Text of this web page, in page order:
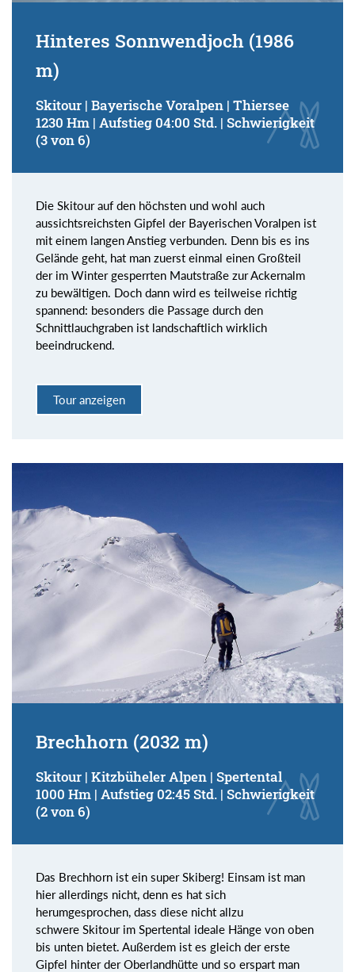
Hinteres Sonnwendjoch (1986
m)
Skitour | Bayerische Voralpen | Thiersee
1230 Hm | Aufstieg 04:00 Std. | Schwierigkeit
(3 von 6)
Die Skitour auf den höchsten und wohl auch
aussichtsreichsten Gipfel der Bayerischen Voralpen ist
mit einem langen Anstieg verbunden. Denn bis es ins
Gelände geht, hat man zuerst einmal einen Großteil
der im Winter gesperrten Mautstraße zur Ackernalm
zu bewältigen. Doch dann wird es teilweise richtig
spannend: besonders die Passage durch den
Schnittlauchgraben ist landschaftlich wirklich
beeindruckend.
Tour anzeigen
Brechhorn (2032 m)
Skitour | Kitzbüheler Alpen | Spertental
1000 Hm | Aufstieg 02:45 Std. | Schwierigkeit
(2 von 6)
Das Brechhorn ist ein super Skiberg! Einsam ist man
hier allerdings nicht, denn es hat sich
herumgesprochen, dass diese nicht allzu
schwere Skitour im Spertental ideale Hänge von oben
bis unten bietet. Außerdem ist es gleich der erste
Gipfel hinter der Oberlandhütte und so erspart man